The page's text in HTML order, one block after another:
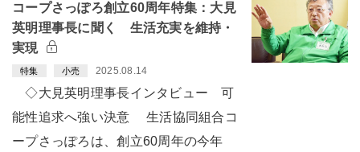
コープさっぽろ創立60周年特集：大見
英明理事長に聞く 生活充実を維持・
実現
特集 小売 2025.08.14
◇大見英明理事長インタビュー 可
能性追求へ強い決意 生活協同組合コ
ープさっぽろは、創立60周年の今年